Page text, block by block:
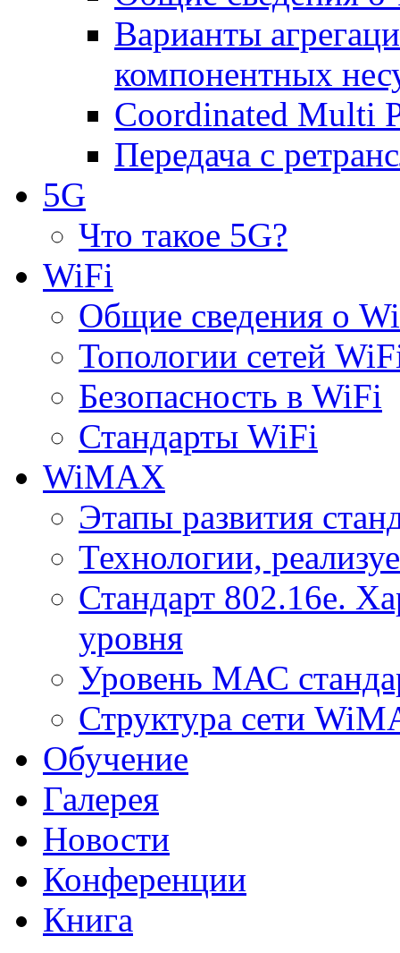
Варианты
компонентных
Coordinated Multi
Передача с
5G
Что такое 5G?
WiFi
Общие сведения о
Топологии сетей
Безопасность в WiFi
Стандарты WiFi
WiMAX
Этапы развития
Технологии,
Стандарт 802.16е.
уровня
Уровень МАС
Структура сети
Обучение
Галерея
Новости
Конференции
Книга